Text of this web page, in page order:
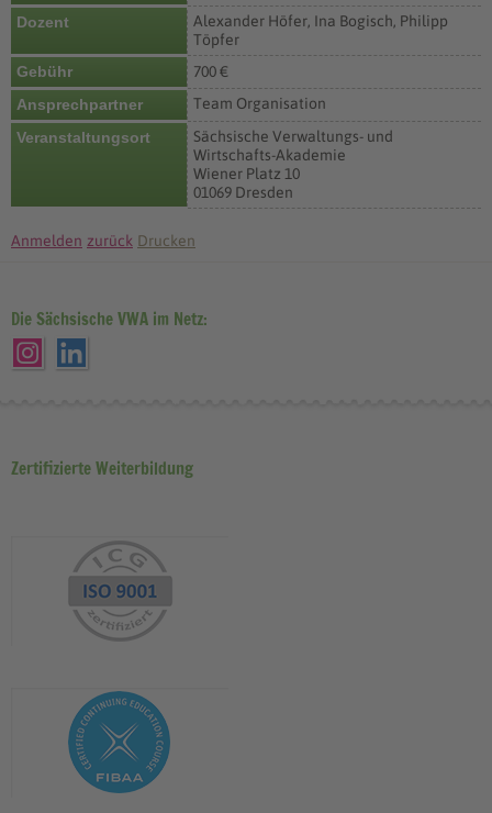
Dozent
Alexander Höfer, Ina Bogisch, Philipp
Töpfer
Gebühr
700 €
Ansprechpartner
Team Organisation
Veranstaltungsort
Sächsische Verwaltungs- und
Wirtschafts-Akademie
Wiener Platz 10
01069 Dresden
Anmelden zurück Drucken
Die Sächsische VWA im Netz:
Zertifizierte Weiterbildung